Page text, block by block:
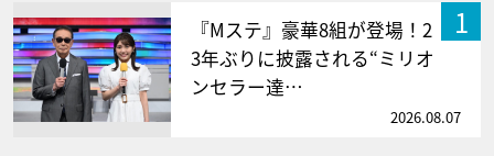
1
『Mステ』豪華8組が登場！2
3年ぶりに披露される“ミリオ
ンセラー達…
2026.08.07